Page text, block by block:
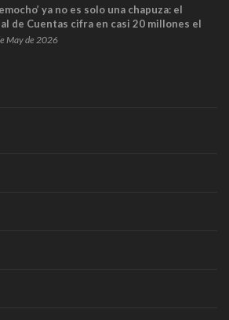
ya no es solo una chapuza: el
de Cuentas cifra en casi 20 millones el
de los trenes que no cabían por los
May de 2026